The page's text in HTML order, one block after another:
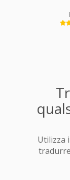
Utilizza